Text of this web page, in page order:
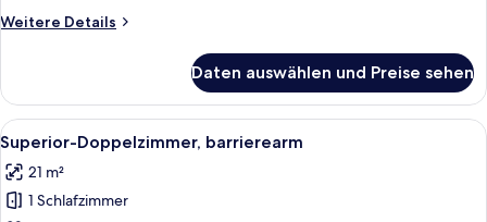
Weitere Details
Weitere
Zweibettzimmer,
barrierearm
Daten auswählen und Preise sehen
Alle
Fotos
für
Superior-
Ein Badezimmer mit weißen
6
Superior-Doppelzimmer, barrierearm
21 m²
1 Schlafzimmer